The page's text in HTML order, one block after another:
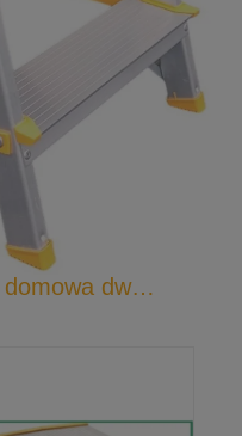
Drabina aluminiowa domowa dwustronna ze zintegrowanym zawiasem Eurostyl 196X